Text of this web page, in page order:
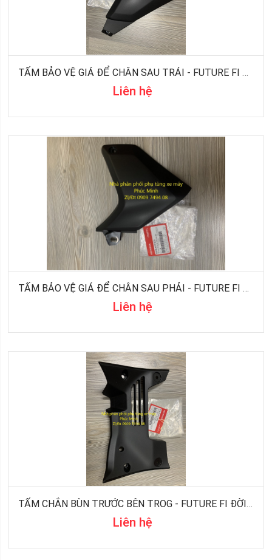
TẤM BẢO VỆ GIÁ ĐỂ CHÂN SAU TRÁI - FUTURE FI ĐỜI 2016
Liên hệ
TẤM BẢO VỆ GIÁ ĐỂ CHÂN SAU PHẢI - FUTURE FI ĐỜI 2016
Liên hệ
TẤM CHẮN BÙN TRƯỚC BÊN TROG - FUTURE FI ĐỜI 2016
Liên hệ